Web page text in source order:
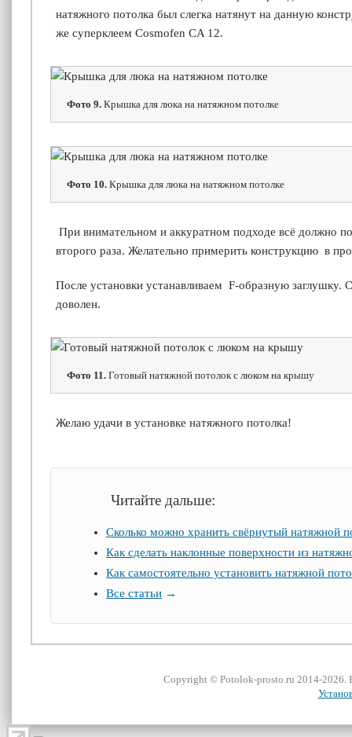
натяжного потолка был слегка натянут на данную
же суперклеем Cosmofen CA 12.
Фото 9. Крышка для люка на натяжном потолке
Фото 10. Крышка для люка на натяжном потолке
При внимательном и аккуратном подходе всё должно
второго раза. Желательно примерить конструкцию в
После установки устанавливаем F-образную заглушку.
доволен.
Фото 11. Готовый натяжной потолок с люком на крышу
Желаю удачи в установке натяжного потолка!
Читайте дальше:
Сколько можно хранить свёрнутый натяжной
Как сделать наклонные поверхности из
Как самостоятельно установить натяжной
Все статьи →
Сopyright © Potolok-prosto.ru 2014-2026.